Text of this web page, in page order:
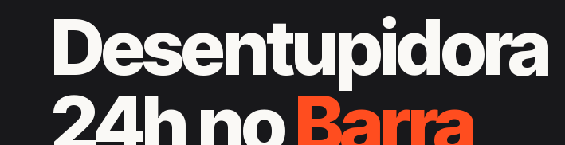
Desentupidora
24h noBarra